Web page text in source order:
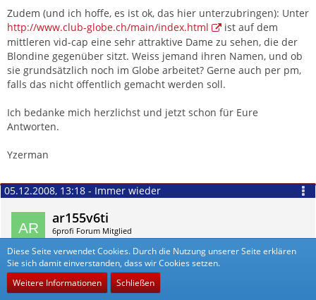
Zudem (und ich hoffe, es ist ok, das hier unterzubringen): Unter
http://www.club-globe.ch/main/index.html
ist auf dem
mittleren vid-cap eine sehr attraktive Dame zu sehen, die der
Blondine gegenüber sitzt. Weiss jemand ihren Namen, und ob
sie grundsätzlich noch im Globe arbeitet? Gerne auch per pm,
falls das nicht öffentlich gemacht werden soll.
Ich bedanke mich herzlichst und jetzt schon für Eure
Antworten.
Yzerman
05.12.2008, 13:18 - Immer wieder
ar155v6ti
6profi Forum Mitglied
Diese Seite verwendet Cookies. Durch die Nutzung unserer Seite erklären
Sie sich damit einverstanden, dass wir Cookies setzen.
Weitere Informationen
Schließen